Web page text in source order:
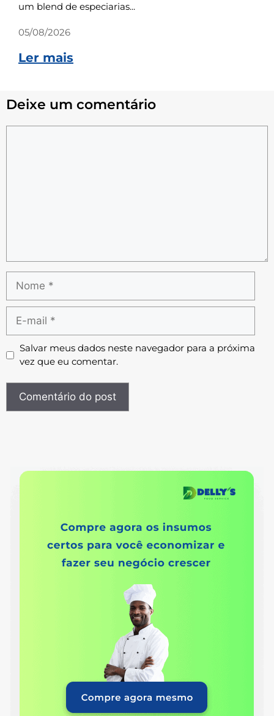
um blend de especiarias...
05/08/2026
Ler mais
Deixe um comentário
Salvar meus dados neste navegador para a próxima
vez que eu comentar.